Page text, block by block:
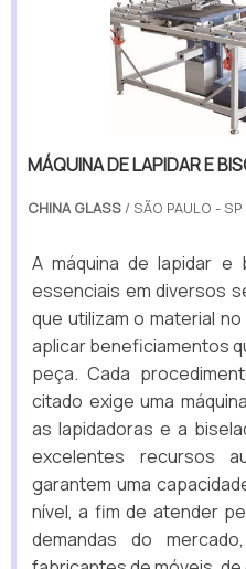
MÁQUINA DE LAPIDAR E
CHINA GLASS / SÃO PAULO - SP
A máquina de lapidar e
essenciais em diversos
que utilizam o material
aplicar beneficiamentos
peça. Cada
citado exige uma
as lapidadoras e a
excelentes recursos
garantem uma
nível, a fim de atender
demandas do